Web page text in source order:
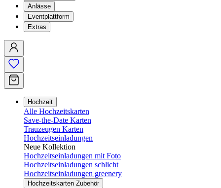
Anlässe
Eventplattform
Extras
Hochzeit
Alle Hochzeitskarten
Save-the-Date Karten
Trauzeugen Karten
Hochzeitseinladungen
Neue Kollektion
Hochzeitseinladungen mit Foto
Hochzeitseinladungen schlicht
Hochzeitseinladungen greenery
Hochzeitskarten Zubehör